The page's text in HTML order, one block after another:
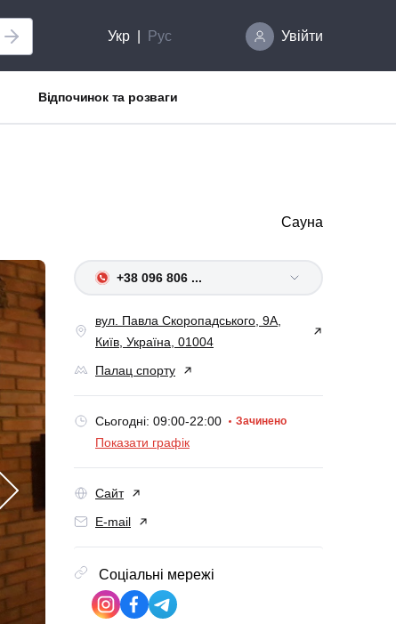
Укр Рус Увійти
Відпочинок та розваги
Сауна
+38 096 806 ...
вул. Павла Скоропадського, 9А,
Київ, Україна, 01004
Палац спорту
Сьогодні: 09:00-22:00 Зачинено
Показати графік
Сайт
E-mail
Соціальні мережі